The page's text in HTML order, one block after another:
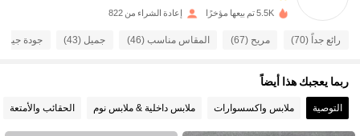
4.85
144 متابعون
4.85 144 متابعون
144 متابعون
5.5K تم بيعها مؤخرًا إعادة الشراء من 822
رائع جداً (70) مريح (67) المقاس مناسب (46) جميل (43) جودة جيدة
ربما يعجبك هذا أيضاً
التوصية ملابس واكسسوارات ملابس داخلية & ملابس نوم الحقائب والأمتعة